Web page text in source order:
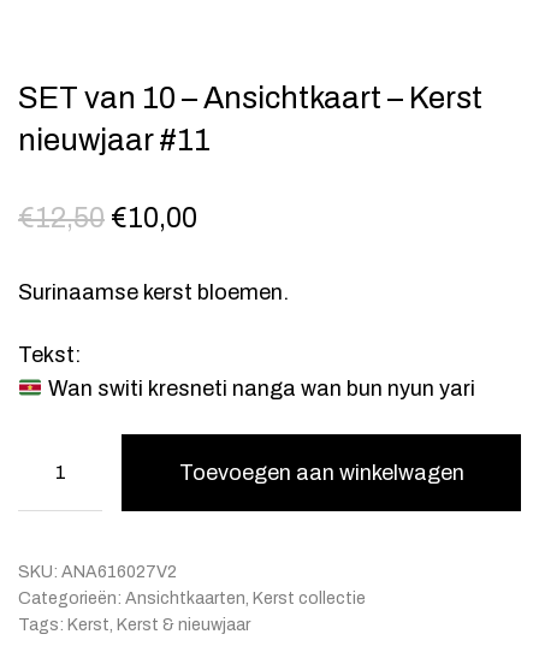
SET van 10 – Ansichtkaart – Kerst
nieuwjaar #11
€12,50 O
r
r
o
k
l
i
€10,00
i
g
e
p
r
j
s
Surinaamse kerst bloemen.
Tekst:
Wan switi kresneti nanga wan bun nyun yari
Toevoegen aan winkelwagen
SKU: ANA616027V2
Categorieën: Ansichtkaarten Kerst collectie
Tags: Kerst Kerst & nieuwjaar